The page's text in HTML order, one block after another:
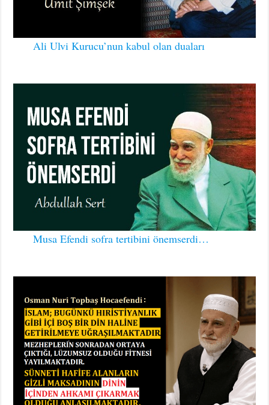
Ali Ulvi Kurucu’nun kabul olan duaları
Musa Efendi sofra tertibini önemserdi…